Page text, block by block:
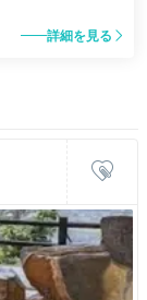
詳細を見る